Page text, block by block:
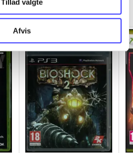
Tillad valgte
Afvis